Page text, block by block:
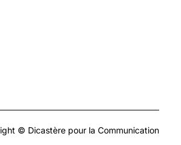
© Dicastère pour la Communication